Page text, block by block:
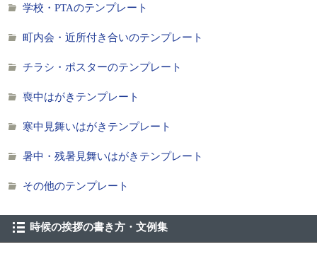
学校・PTAのテンプレート
町内会・近所付き合いのテンプレート
チラシ・ポスターのテンプレート
喪中はがきテンプレート
寒中見舞いはがきテンプレート
暑中・残暑見舞いはがきテンプレート
その他のテンプレート
時候の挨拶の書き方・文例集